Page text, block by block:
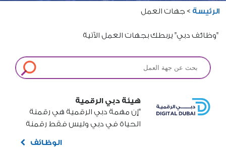
الرئيسة > جهات العمل
"وظائف دبي" يربطك بجهات العمل الآتية​
هيئة دبي الرقمية
"إن مهمة دبي الرقمية هي رقمنة
الحياة في دبي وليس فقط رقمنة
الشيخ محمد بن راشد آل مكتوم نائب
الوظائف